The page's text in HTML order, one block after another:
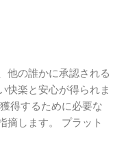
他の誰かに承認される
快楽と安心が得られま
得するために必要な
摘します。 プラット